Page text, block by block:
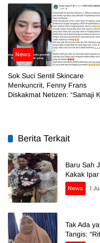
News
Sok Suci Sentil Skincare
Menkuncrit, Fenny Frans
Diskakmat Netizen: “Samaji
Berita Terkait
Baru Sah
Kakak
News
1
Tak Ada
Tangis: